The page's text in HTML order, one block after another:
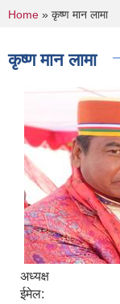
You are
Home » कृष्ण मान लामा
कृष्ण मान लामा
अध्यक्ष
ईमेल: